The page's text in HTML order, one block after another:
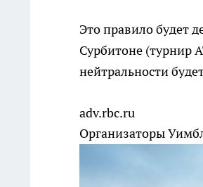
Это правило будет
Сурбитоне (турнир
нейтральности
adv.rbc.ru
Организаторы